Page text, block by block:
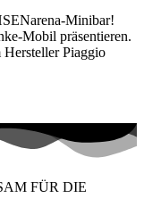
Minibar!
Mobil präsentieren.
Piaggio
FÜR DIE